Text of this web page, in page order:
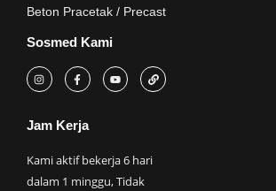
Beton Pracetak / Precast
Sosmed Kami
Jam Kerja
Kami aktif bekerja 6 hari
dalam 1 minggu, Tidak